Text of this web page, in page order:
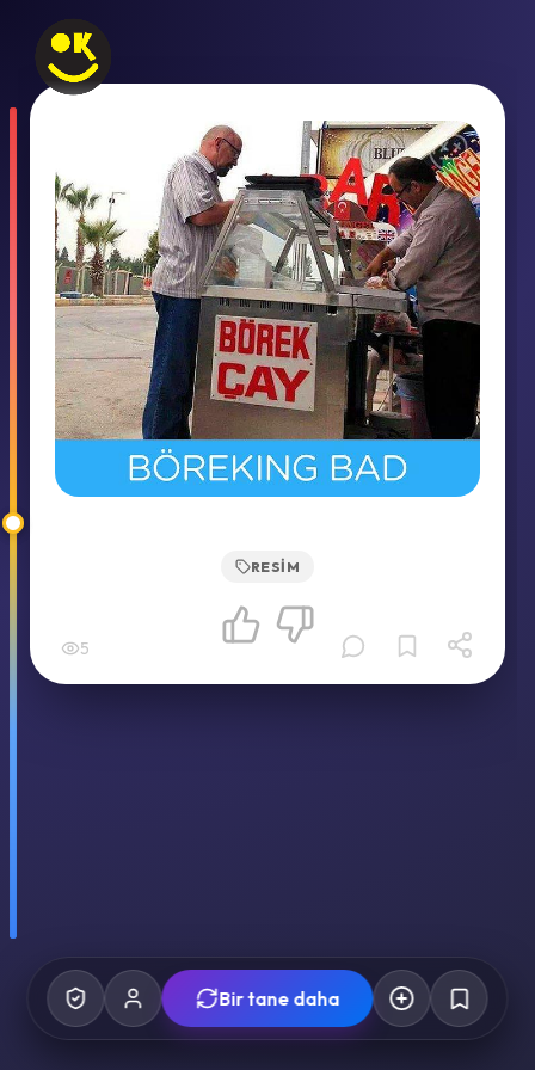
RESIM
5
Bir tane daha